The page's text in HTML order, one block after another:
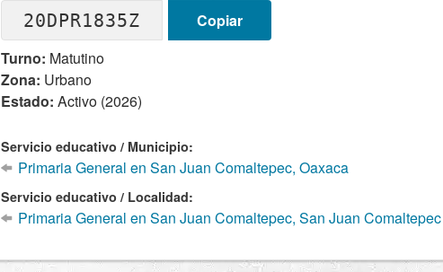
20DPR1835Z
Copiar
Turno: Matutino
Zona: Urbano
Estado: Activo (2026)
Servicio educativo / Municipio:
Primaria General en San Juan Comaltepec, Oaxaca
Servicio educativo / Localidad:
Primaria General en San Juan Comaltepec, San Juan Comaltepec